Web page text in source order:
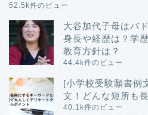
52.5k件のビュー
大谷加代子母はバ
身長や経歴は？学
教育方針は？
44.4k件のビュー
[小学校受験願書例
文！どんな短所も
40.1k件のビュー